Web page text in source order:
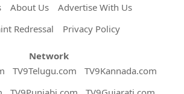
About Us
Advertise With Us
Redressal
Privacy Policy
Network
TV9Telugu.com
TV9Kannada.com